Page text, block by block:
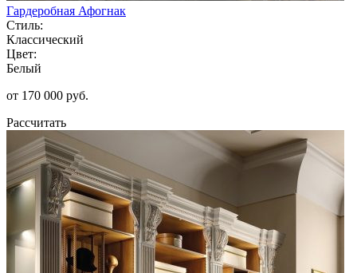
Гардеробная Афогнак
Стиль:
Классический
Цвет:
Белый
от 170 000 руб.
Рассчитать